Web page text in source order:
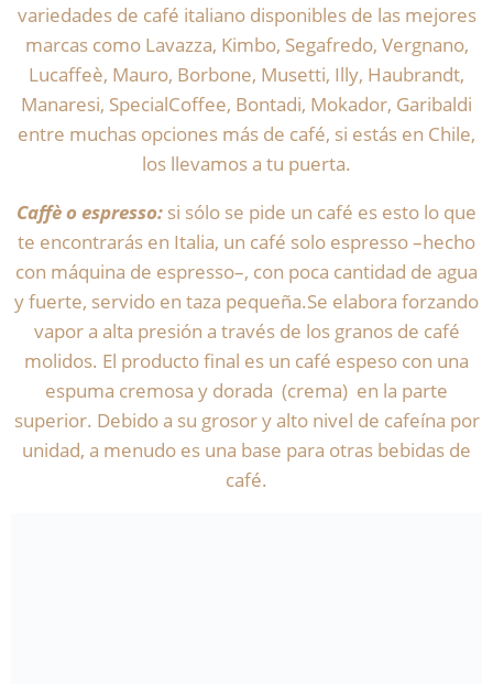
variedades de café italiano disponibles de las mejores
marcas como Lavazza, Kimbo, Segafredo, Vergnano,
Lucaffeè, Mauro, Borbone, Musetti, Illy, Haubrandt,
Manaresi, SpecialCoffee, Bontadi, Mokador, Garibaldi
entre muchas opciones más de café, si estás en Chile,
los llevamos a tu puerta.
Caffè o espresso: si sólo se pide un café es esto lo que
te encontrarás en Italia, un café solo espresso –hecho
con máquina de espresso–, con poca cantidad de agua
y fuerte, servido en taza pequeña.Se elabora forzando
vapor a alta presión a través de los granos de café
molidos. El producto final es un café espeso con una
espuma cremosa y dorada (crema) en la parte
superior. Debido a su grosor y alto nivel de cafeína por
unidad, a menudo es una base para otras bebidas de
café.